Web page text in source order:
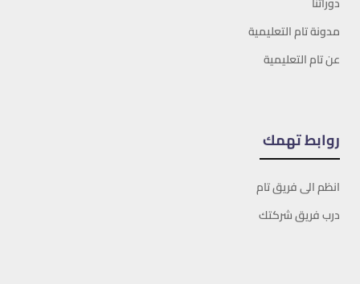
مدونة تام التعليمية
عن تام التعليمية
روابط تهمك
انظم الى فريق تام
درب فريق شركتك